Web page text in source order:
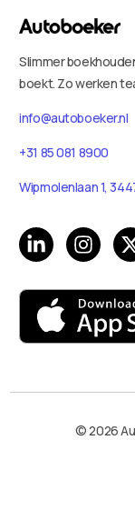
Slimmer
boekt. Zo werken
info@autoboeker.nl
+31 85 081 8900
Wipmolenlaan 1,
© 2026